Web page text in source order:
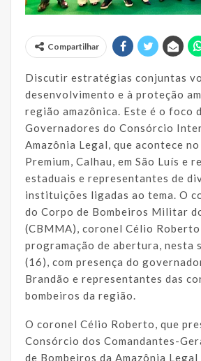
Compartilhar
Discutir estratégias conjuntas
desenvolvimento e à proteção
região amazônica. Este é o foco
Governadores do Consórcio
Amazônia Legal, que acontece
Premium, Calhau, em São Luís e
estaduais e representantes de
instituições ligadas ao tema. O
do Corpo de Bombeiros Militar
(CBMMA), coronel Célio
programação de abertura, nesta
(16), com presença do
Brandão e representantes das
bombeiros da região.
O coronel Célio Roberto, que
Consórcio dos Comandantes-
de Bombeiros da Amazônia